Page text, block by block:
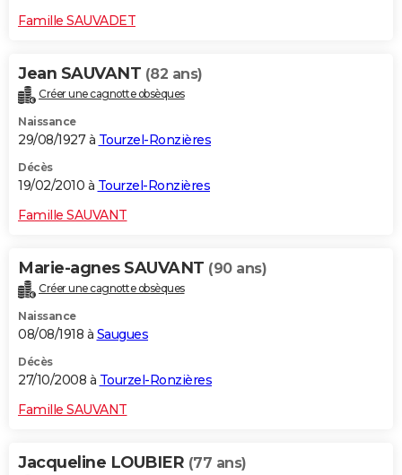
Famille SAUVADET
Jean SAUVANT (82 ans)
Créer une cagnotte obsèques
Naissance
29/08/1927 à Tourzel-Ronzières
Décès
19/02/2010 à Tourzel-Ronzières
Famille SAUVANT
Marie-agnes SAUVANT (90 ans)
Créer une cagnotte obsèques
Naissance
08/08/1918 à Saugues
Décès
27/10/2008 à Tourzel-Ronzières
Famille SAUVANT
Jacqueline LOUBIER (77 ans)